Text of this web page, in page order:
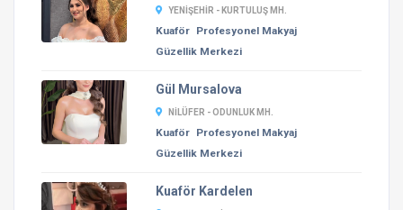
YENIŞEHIR - KURTULUŞ MH.
Kuaför Profesyonel Makyaj
Güzellik Merkezi
Gül Mursalova
NILÜFER - ODUNLUK MH.
Kuaför Profesyonel Makyaj
Güzellik Merkezi
Kuaför Kardelen